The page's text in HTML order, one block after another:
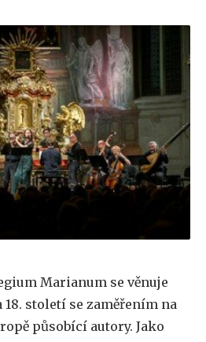
Marianum se věnuje
18. století se zaměřením na
působící autory. Jako